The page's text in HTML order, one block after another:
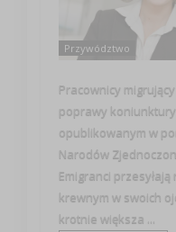
Przywództwo
Pracownicy
poprawy
opublikowanym w
Narodów
Emigranci
krewnym w swoich
krotnie większa ...